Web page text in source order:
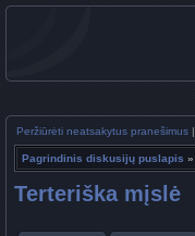
Peržiūrėti neatsakytus pranešimus |
Pagrindinis diskusijų puslapis »
Terteriška mįslė